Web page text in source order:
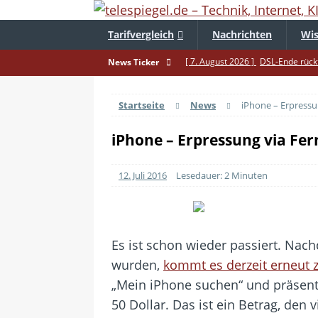
Tarifvergleich Nachrichten
News Ticker [ 7. August 2026 ] DSL-Ende
[ 4. August 2026 ] Smartphone-
1&1
[ 29. Juli 2026 ] Achtung: Polizei
[ 28. Juli 2026 ]
Im Urlaub
[ 22. Juli 2026 ]
WhatsApp
[ 21. Juli 2026 ]
Wichtiges
Startseite News iPhone –
iPhone – Erpressung via
12. Juli 2016 Lesedauer: 2 Minuten
Es ist schon wieder passiert.
wurden, kommt es derzeit erneut
„Mein iPhone suchen“ und
50 Dollar. Das ist ein Betrag, den